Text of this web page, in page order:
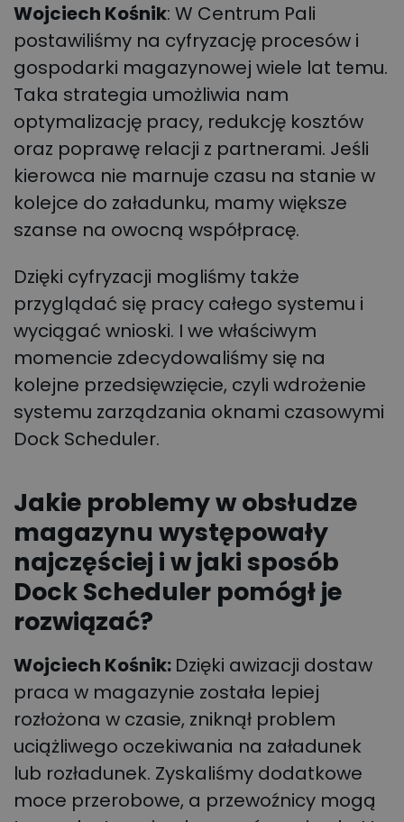
Wojciech Kośnik: W Centrum Pali
postawiliśmy na cyfryzację procesów i
gospodarki magazynowej wiele lat temu.
Taka strategia umożliwia nam
optymalizację pracy, redukcję kosztów
oraz poprawę relacji z partnerami. Jeśli
kierowca nie marnuje czasu na stanie w
kolejce do załadunku, mamy większe
szanse na owocną współpracę.
Dzięki cyfryzacji mogliśmy także
przyglądać się pracy całego systemu i
wyciągać wnioski. I we właściwym
momencie zdecydowaliśmy się na
kolejne przedsięwzięcie, czyli wdrożenie
systemu zarządzania oknami czasowymi
Dock Scheduler.
Jakie problemy w obsłudze
magazynu występowały
najczęściej i w jaki sposób
Dock Scheduler pomógł je
rozwiązać?
Wojciech Kośnik: Dzięki awizacji dostaw
praca w magazynie została lepiej
rozłożona w czasie, zniknął problem
uciążliwego oczekiwania na załadunek
lub rozładunek. Zyskaliśmy dodatkowe
moce przerobowe, a przewoźnicy mogą